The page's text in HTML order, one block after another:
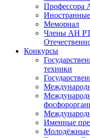
Профессора
Мемориал
Члены АН РТ
Конкурсы
техники
Именные
Молодёжные